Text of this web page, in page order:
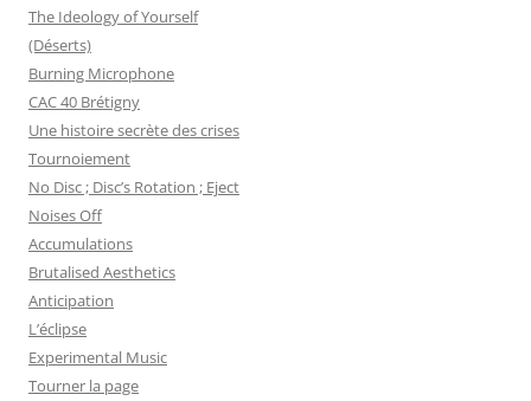
The Ideology of Yourself
(Déserts)
Burning Microphone
CAC 40 Brétigny
Une histoire secrète des crises
Tournoiement
No Disc ; Disc’s Rotation ; Eject
Noises Off
Accumulations
Brutalised Aesthetics
Anticipation
L’éclipse
Experimental Music
Tourner la page